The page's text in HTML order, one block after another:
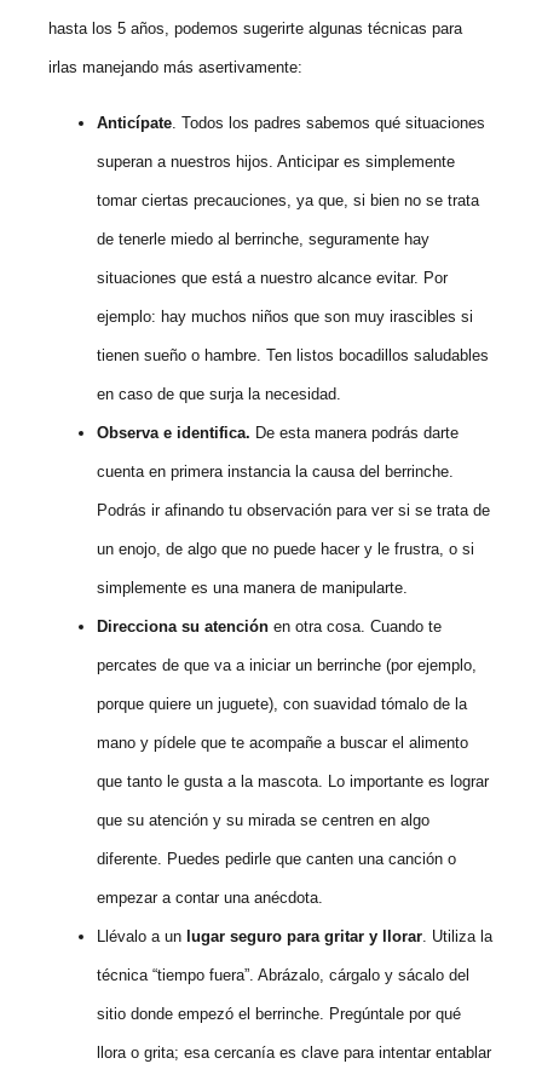
hasta los 5 años, podemos sugerirte algunas técnicas para
irlas manejando más asertivamente:
Anticípate. Todos los padres sabemos qué situaciones
superan a nuestros hijos. Anticipar es simplemente
tomar ciertas precauciones, ya que, si bien no se trata
de tenerle miedo al berrinche, seguramente hay
situaciones que está a nuestro alcance evitar. Por
ejemplo: hay muchos niños que son muy irascibles si
tienen sueño o hambre. Ten listos bocadillos saludables
en caso de que surja la necesidad.
Observa e identifica. De esta manera podrás darte
cuenta en primera instancia la causa del berrinche.
Podrás ir afinando tu observación para ver si se trata de
un enojo, de algo que no puede hacer y le frustra, o si
simplemente es una manera de manipularte.
Direcciona su atención en otra cosa. Cuando te
percates de que va a iniciar un berrinche (por ejemplo,
porque quiere un juguete), con suavidad tómalo de la
mano y pídele que te acompañe a buscar el alimento
que tanto le gusta a la mascota. Lo importante es lograr
que su atención y su mirada se centren en algo
diferente. Puedes pedirle que canten una canción o
empezar a contar una anécdota.
Llévalo a un lugar seguro para gritar y llorar. Utiliza la
técnica “tiempo fuera”. Abrázalo, cárgalo y sácalo del
sitio donde empezó el berrinche. Pregúntale por qué
llora o grita; esa cercanía es clave para intentar entablar